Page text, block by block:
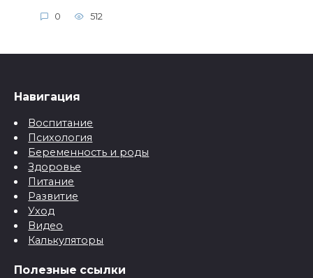
0 512
Навигация
Воспитание
Психология
Беременность и роды
Здоровье
Питание
Развитие
Уход
Видео
Калькуляторы
Полезные ссылки